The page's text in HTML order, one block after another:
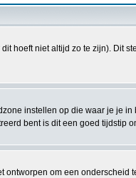
hoeft niet altijd zo te zijn). Dit
instellen op die waar je je in
bent is dit een goed tijdstip
om een onderscheid